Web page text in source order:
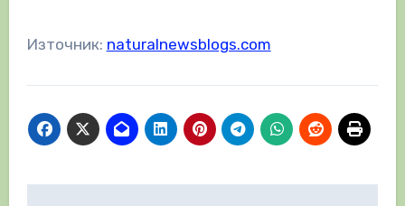
Източник: naturalnewsblogs.com